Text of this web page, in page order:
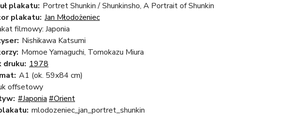
plakatu: Portret Shunkin / Shunkinsho, A Portrait of Shunkin
plakatu: Jan Młodożeniec
filmowy: Japonia
Nishikawa Katsumi
Momoe Yamaguchi, Tomokazu Miura
druku: 1978
A1 (ok. 59x84 cm)
offsetowy
#Japonia #Orient
mlodozeniec_jan_portret_shunkin